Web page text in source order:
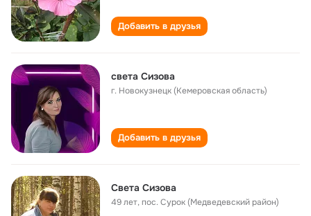
Добавить в друзья
света Сизова
г. Новокузнецк (Кемеровская область)
Добавить в друзья
Света Сизова
49 лет,пос. Сурок (Медведевский район)